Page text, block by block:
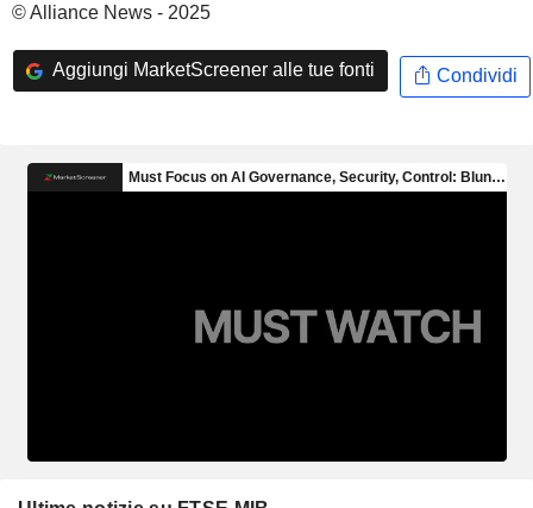
© Alliance News - 2025
Aggiungi MarketScreener alle tue fonti Condividi